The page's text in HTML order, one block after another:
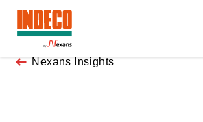
Nexans Insights